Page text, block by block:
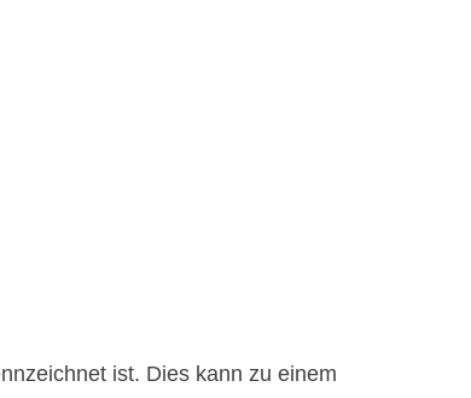
ist. Dies kann zu einem